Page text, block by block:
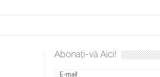
de duminică de Elena Solunca Moise
Abonați-vă Aici!